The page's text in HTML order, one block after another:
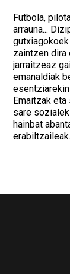
Futbola,
arrauna...
zaintzen dira
jarraitzeaz
emanaldiak
Emaitzak
sare
hainbat
erabiltzaileak.